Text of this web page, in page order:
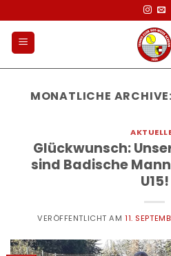
Inhalt
springen
MONATLICHE ARCHIVE:
Glückwunsch:
sind Badische
U15!
VERÖFFENTLICHT AM11.